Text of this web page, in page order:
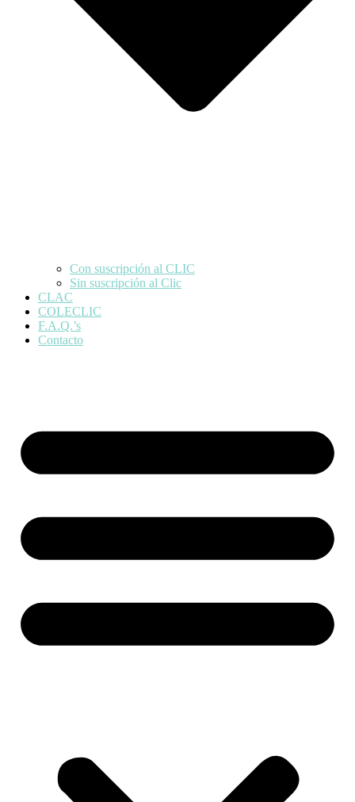
Con suscripción al CLIC
Sin suscripción al Clic
CLAC
COLECLIC
F.A.Q.’s
Contacto